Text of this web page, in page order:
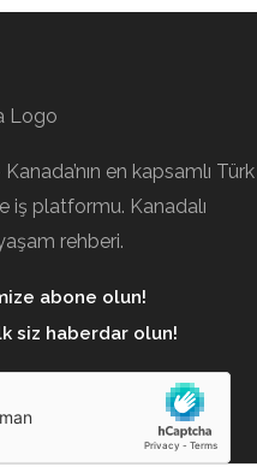
en kapsamlı Türk
iş platformu. Kanadalı
rehberi.
abone olun!
siz haberdar olun!